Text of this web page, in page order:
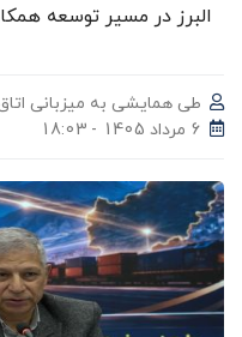
البرز در مسیر توسعه
طی همایشی به میزبانی
6 مرداد 1405 - 18:03